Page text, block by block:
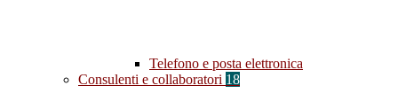
Telefono e posta elettronica
Consulenti e collaboratori 18